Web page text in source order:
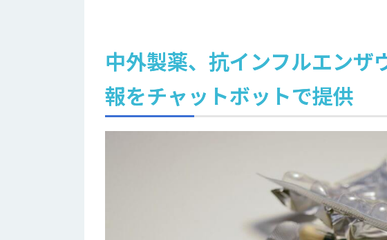
中外製薬、抗インフルエンザ
報をチャットボットで提供